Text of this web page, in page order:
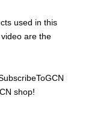
used in this
are the
shop!